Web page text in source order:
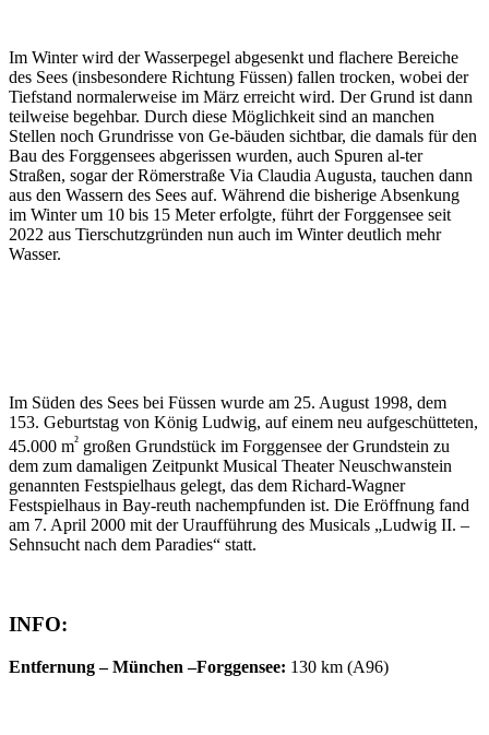
Im Winter wird der Wasserpegel abgesenkt und flachere Bereiche
des Sees (insbesondere Richtung Füssen) fallen trocken, wobei der
Tiefstand normalerweise im März erreicht wird. Der Grund ist dann
teilweise begehbar. Durch diese Möglichkeit sind an manchen
Stellen noch Grundrisse von Ge-bäuden sichtbar, die damals für den
Bau des Forggensees abgerissen wurden, auch Spuren al-ter
Straßen, sogar der Römerstraße Via Claudia Augusta, tauchen dann
aus den Wassern des Sees auf. Während die bisherige Absenkung
im Winter um 10 bis 15 Meter erfolgte, führt der Forggensee seit
2022 aus Tierschutzgründen nun auch im Winter deutlich mehr
Wasser.
Im Süden des Sees bei Füssen wurde am 25. August 1998, dem
153. Geburtstag von König Ludwig, auf einem neu aufgeschütteten,
45.000 m² großen Grundstück im Forggensee der Grundstein zu
dem zum damaligen Zeitpunkt Musical Theater Neuschwanstein
genannten Festspielhaus gelegt, das dem Richard-Wagner
Festspielhaus in Bay-reuth nachempfunden ist. Die Eröffnung fand
am 7. April 2000 mit der Uraufführung des Musicals „Ludwig II. –
Sehnsucht nach dem Paradies“ statt.
INFO:
Entfernung – München –Forggensee: 130 km (A96)